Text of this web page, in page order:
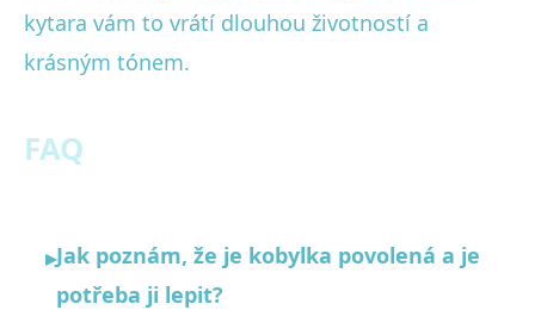
kytara vám to vrátí dlouhou životností a
krásným tónem.
FAQ
▸Jak poznám, že je kobylka povolená a je
potřeba ji lepit?